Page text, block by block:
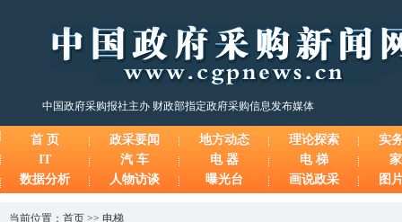
中国政府采购报社主办 财政部指定政府采购信息发布媒体
首 页 政采要闻 地方动态 理论探索
实
IT
汽 车 电 器 电 梯
数据分析
人物访谈 曝光台 画说政采 图
当前位置： 首页 >> 电梯